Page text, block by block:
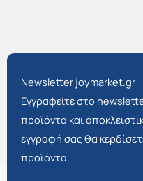
Newsletter joymarket.gr
Εγγραφείτε στο
προϊόντα και
εγγραφή σας θα
προϊόντα.